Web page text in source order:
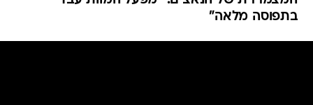
בתפוסה מלאה"